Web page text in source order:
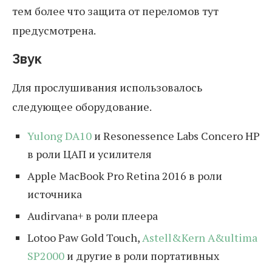
тем более что защита от переломов тут
предусмотрена.
Звук
Для прослушивания использовалось
следующее оборудование.
Yulong DA10 и Resonessence Labs Concero HP
в роли ЦАП и усилителя
Apple MacBook Pro Retina 2016 в роли
источника
Audirvana+ в роли плеера
Lotoo Paw Gold Touch,Astell&Kern A&ultima
SP2000 и другие в роли портативных